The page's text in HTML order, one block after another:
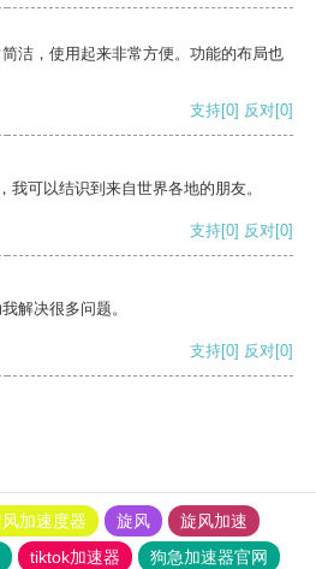
洁，使用起来非常方便。功能的布局也
支持[0] 反对[0]
我可以结识到来自世界各地的朋友。
支持[0] 反对[0]
解决很多问题。
支持[0] 反对[0]
加速度器 旋风
旋风加速
tiktok加速器 狗急加速器官网